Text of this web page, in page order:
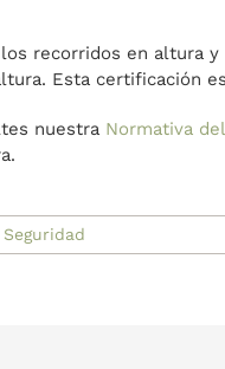
recorridos en altura
Esta certificación
nuestra Normativa
Seguridad